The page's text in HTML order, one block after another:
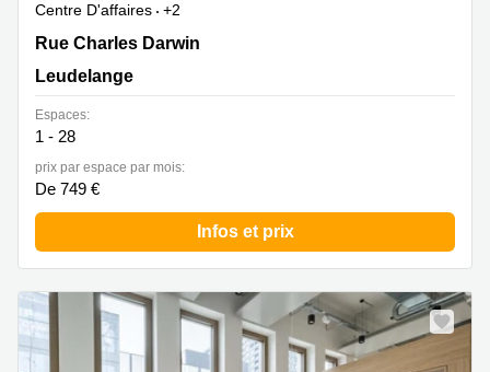
Centre D'affaires
+2
Rue Charles Darwin 5, Leudelange
Rue Charles Darwin
Leudelange
Espaces:
1 - 28
prix par espace par mois:
De 749 €
Infos et prix